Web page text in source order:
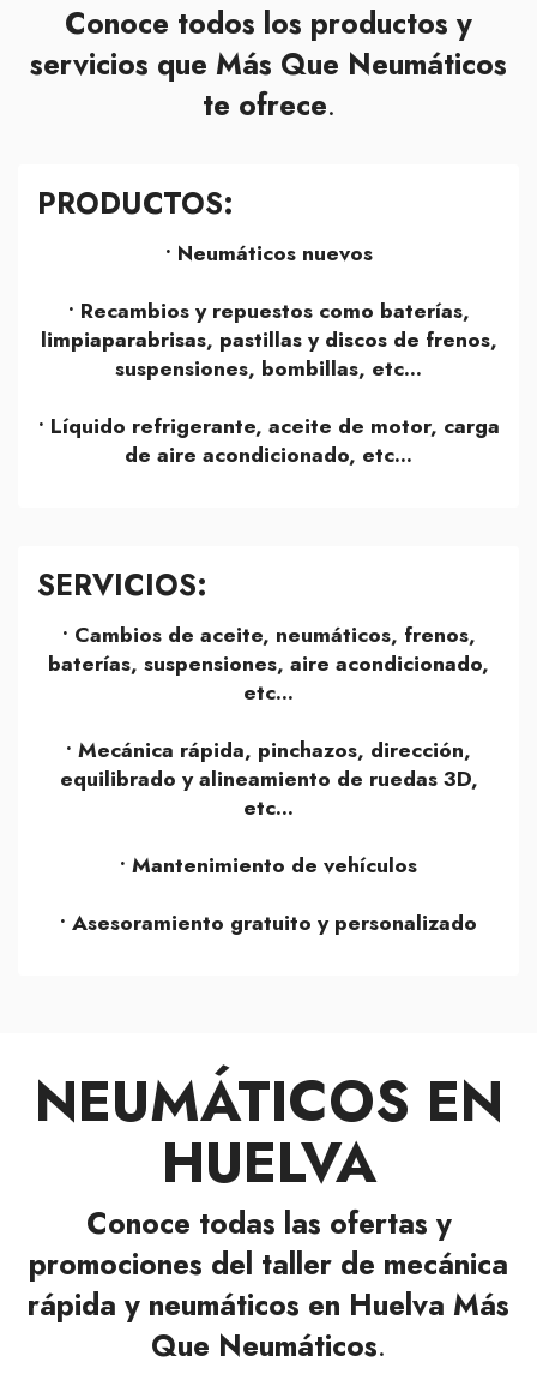
Conoce todos los productos y
servicios que Más Que Neumáticos
te ofrece.
PRODUCTOS:
• Neumáticos nuevos
• Recambios y repuestos como baterías,
limpiaparabrisas, pastillas y discos de frenos,
suspensiones, bombillas, etc...
• Líquido refrigerante, aceite de motor, carga
de aire acondicionado, etc...
SERVICIOS:
• Cambios de aceite, neumáticos, frenos,
baterías, suspensiones, aire acondicionado,
etc...
• Mecánica rápida, pinchazos, dirección,
equilibrado y alineamiento de ruedas 3D,
etc...
• Mantenimiento de vehículos
• Asesoramiento gratuito y personalizado
NEUMÁTICOS EN
HUELVA
Conoce todas las ofertas y
promociones del taller de mecánica
rápida y neumáticos en Huelva Más
Que Neumáticos.